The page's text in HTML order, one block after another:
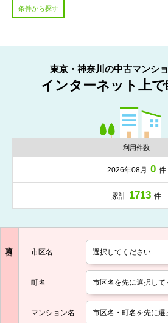
条件から探す
東京・神奈川の中古マンシ
インターネット上で
利用件数
2026年08月 0 件
累計 1713 件
市区名
町名
マンション名